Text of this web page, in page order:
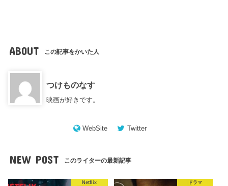
ABOUT この記事をかいた人
つけものなす
映画が好きです。
WebSite Twitter
NEW POST このライターの最新記事
Netflix ドラマ